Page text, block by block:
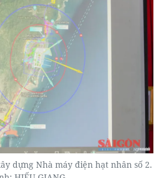
dựng Nhà máy điện hạt nhân số 2.